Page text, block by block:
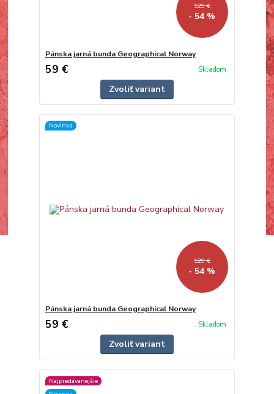
129 €
- 54 %
Pánska jarná bunda Geographical Norway
59 € Skladom
Zvoliť variant
Novinka
129 €
- 54 %
Pánska jarná bunda Geographical Norway
59 € Skladom
Zvoliť variant
Najpredávanejšie